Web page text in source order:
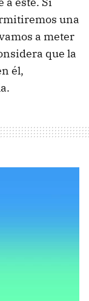
una
a meter
que la
él,